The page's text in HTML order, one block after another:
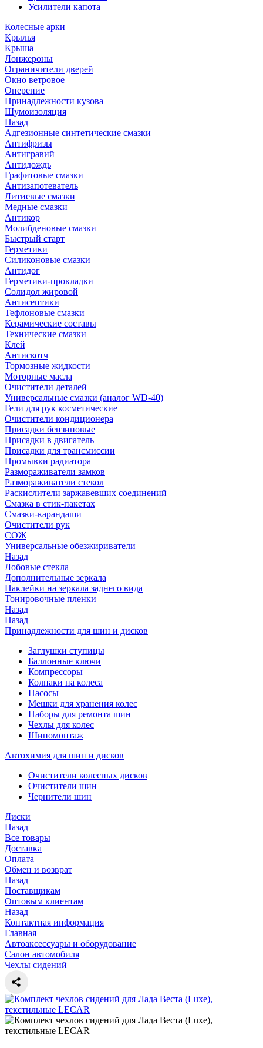
Усилители капота
Колесные арки
Крылья
Крыша
Лонжероны
Ограничители дверей
Окно ветровое
Оперение
Принадлежности кузова
Шумоизоляция
Назад
Адгезионные синтетические смазки
Антифризы
Антигравий
Антидождь
Графитовые смазки
Антизапотеватель
Литиевые смазки
Медные смазки
Антикор
Молибденовые смазки
Быстрый старт
Герметики
Силиконовые смазки
Антидог
Герметики-прокладки
Солидол жировой
Антисептики
Тефлоновые смазки
Керамические составы
Технические смазки
Клей
Антискотч
Тормозные жидкости
Моторные масла
Очистители деталей
Универсальные смазки (аналог WD-40)
Гели для рук косметические
Очистители кондиционера
Присадки бензиновые
Присадки в двигатель
Присадки для трансмиссии
Промывки радиатора
Размораживатели замков
Размораживатели стекол
Раскислители заржавевших соединений
Смазка в стик-пакетах
Смазки-карандаши
Очистители рук
СОЖ
Универсальные обезжириватели
Назад
Лобовые стекла
Дополнительные зеркала
Наклейки на зеркала заднего вида
Тонировочные пленки
Назад
Назад
Принадлежности для шин и дисков
Заглушки ступицы
Баллонные ключи
Компрессоры
Колпаки на колеса
Насосы
Мешки для хранения колес
Наборы для ремонта шин
Чехлы для колес
Шиномонтаж
Автохимия для шин и дисков
Очистители колесных дисков
Очистители шин
Чернители шин
Диски
Назад
Все товары
Доставка
Оплата
Обмен и возврат
Назад
Поставщикам
Оптовым клиентам
Назад
Контактная информация
Главная
Автоаксессуары и оборудование
Салон автомобиля
Чехлы сидений